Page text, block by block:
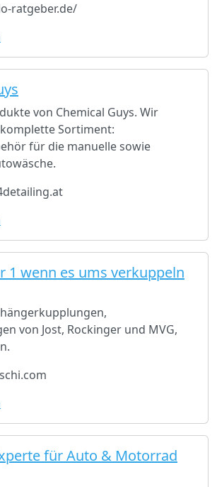
ratgeber.de/
von Chemical Guys. Wir
Sortiment:
für die manuelle sowie
1 wenn es ums verkuppeln
von Jost, Rockinger und MVG,
für Auto & Motorrad